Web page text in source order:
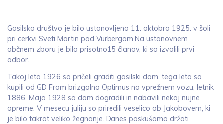
Gasilsko društvo je bilo ustanovljeno 11. oktobra 1925. v šoli
pri cerkvi Sveti Martin pod Vurbergom.Na ustanovnem
občnem zboru je bilo prisotno15 članov, ki so izvolili prvi
odbor.
Takoj leta 1926 so pričeli graditi gasilski dom, tega leta so
kupili od GD Fram brizgalno Optimus na vprežnem vozu, letnik
1886. Maja 1928 so dom dogradili in nabavili nekaj nujne
opreme. V mesecu juliju so priredili veselico ob Jakobovem, ki
je bilo takrat veliko žegnanje. Danes poskušamo držati